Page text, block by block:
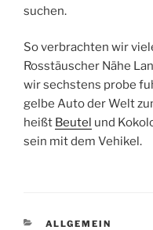
suchen.
So verbrachten wir
Rosstäuscher Nähe
wir sechstens probe
gelbe Auto der Welt
heißt Beutel und
sein mit dem Vehikel.
KATEGORIEN
ALLGEMEIN